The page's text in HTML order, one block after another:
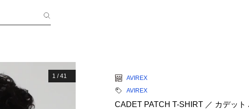
1 /41
AVIREX
AVIREX
CADET PATCH T-SHIRT ／ カデット